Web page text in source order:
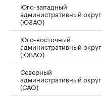
Юго-западный
административный округ
(ЮЗАО)
Юго-восточный
административный округ
(ЮВАО)
Северный
административный округ
(САО)